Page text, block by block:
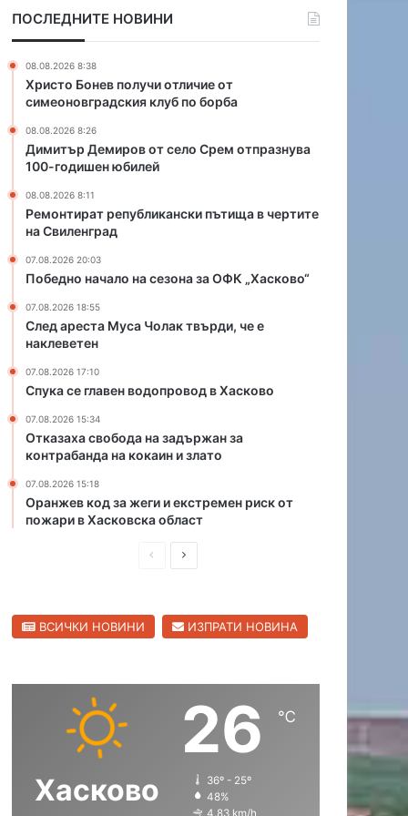
у
б
л
н
и
и
а
е
и
н
н
г
ПОСЛЕДНИТЕ НОВИНИ
08.08.2026 8:38
Христо Бонев получи отличие от
симеоновградския клуб по борба
08.08.2026 8:26
Димитър Демиров от село Срем отпразнува
100-годишен юбилей
08.08.2026 8:11
Ремонтират републикански пътища в чертите
на Свиленград
07.08.2026 20:03
Победно начало на сезона за ОФК „Хасково“
07.08.2026 18:55
След ареста Муса Чолак твърди, че е
наклеветен
07.08.2026 17:10
Спука се главен водопровод в Хасково
07.08.2026 15:34
Отказаха свобода на задържан за
контрабанда на кокаин и злато
07.08.2026 15:18
Оранжев код за жеги и екстремен риск от
пожари в Хасковска област
ш
т
С
д
а
щ
ВСИЧКИ НОВИНИ ИЗПРАТИ НОВИНА
Хасково
26 ℃
36º - 25º
48%
4.83 km/h